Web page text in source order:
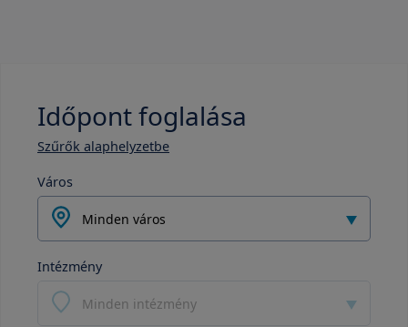
Időpont foglalása
Szűrők alaphelyzetbe
Város
Minden város
Intézmény
Minden intézmény